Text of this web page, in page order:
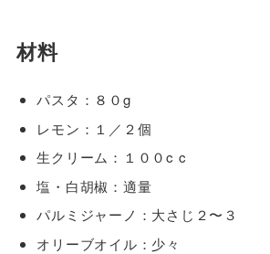
材料
パスタ：８０g
レモン：１／２個
生クリーム：１００c c
塩・白胡椒：適量
パルミジャーノ：大さじ２〜３
オリーブオイル：少々